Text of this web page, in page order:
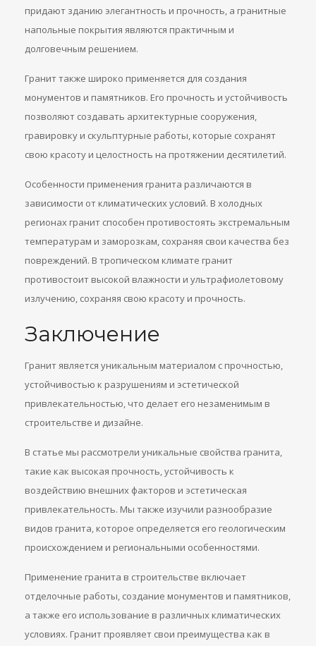
придают зданию элегантность и прочность, а гранитные
напольные покрытия являются практичным и
долговечным решением.
Гранит также широко применяется для создания
монументов и памятников. Его прочность и устойчивость
позволяют создавать архитектурные сооружения,
гравировку и скульптурные работы, которые сохранят
свою красоту и целостность на протяжении десятилетий.
Особенности применения гранита различаются в
зависимости от климатических условий. В холодных
регионах гранит способен противостоять экстремальным
температурам и заморозкам, сохраняя свои качества без
повреждений. В тропическом климате гранит
противостоит высокой влажности и ультрафиолетовому
излучению, сохраняя свою красоту и прочность.
Заключение
Гранит является уникальным материалом с прочностью,
устойчивостью к разрушениям и эстетической
привлекательностью, что делает его незаменимым в
строительстве и дизайне.
В статье мы рассмотрели уникальные свойства гранита,
такие как высокая прочность, устойчивость к
воздействию внешних факторов и эстетическая
привлекательность. Мы также изучили разнообразие
видов гранита, которое определяется его геологическим
происхождением и региональными особенностями.
Применение гранита в строительстве включает
отделочные работы, создание монументов и памятников,
а также его использование в различных климатических
условиях. Гранит проявляет свои преимущества как в